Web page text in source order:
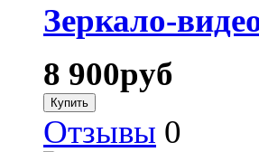
Зеркало-
8 900руб
Отзывы 0